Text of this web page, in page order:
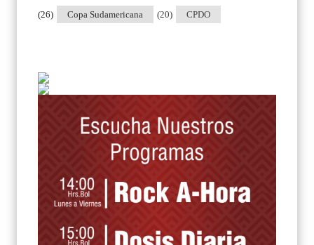
Copa Sudamericana
(26) CPDO
(20)